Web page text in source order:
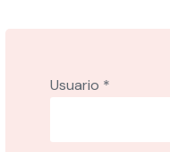
Usuario *